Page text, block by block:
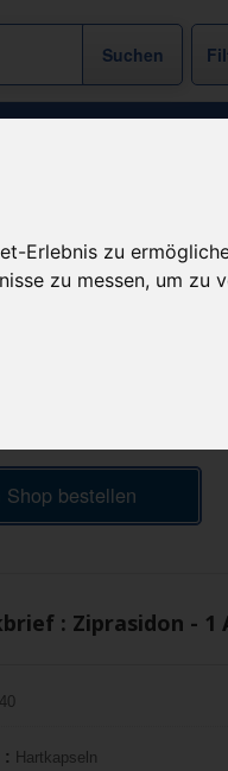
Erlebnis zu
zu messen, um zu
Produktpreis ab
€
Shop bestellen
: Ziprasidon - 1
: Hartkapseln